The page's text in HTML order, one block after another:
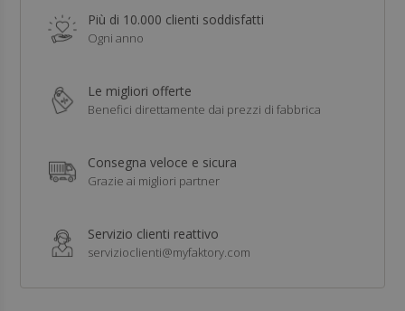
Più di 10.000 clienti soddisfatti
Ogni anno
Le migliori offerte
Benefici direttamente dai prezzi di fabbrica
Consegna veloce e sicura
Grazie ai migliori partner
Servizio clienti reattivo
servizioclienti@myfaktory.com